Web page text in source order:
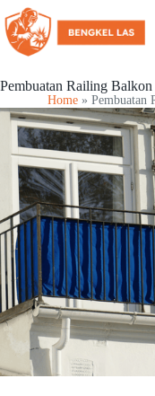
Pembuatan Railing
Home» Pembuatan